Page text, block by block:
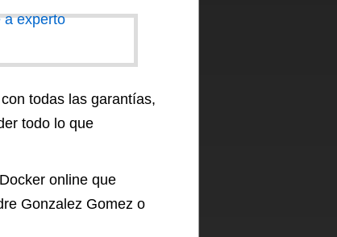
todas las garantías,
todo lo que
online que
Gonzalez Gomez o